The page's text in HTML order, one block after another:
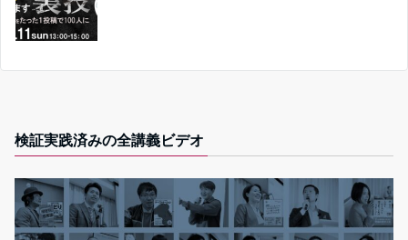
検証実践済みの全講義ビデオ